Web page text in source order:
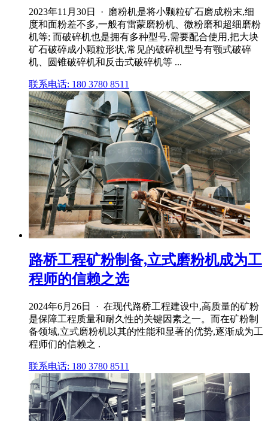
2023年11月30日 · 磨粉机是将小颗粒矿石磨成粉末,细
度和面粉差不多,一般有雷蒙磨粉机、微粉磨和超细磨粉
机等; 而破碎机也是拥有多种型号,需要配合使用,把大块
矿石破碎成小颗粒形状,常见的破碎机型号有颚式破碎
机、圆锥破碎机和反击式破碎机等 ...
联系电话: 180 3780 8511
路桥工程矿粉制备,立式磨粉机成为工
程师的信赖之选
2024年6月26日 · 在现代路桥工程建设中,高质量的矿粉
是保障工程质量和耐久性的关键因素之一。而在矿粉制
备领域,立式磨粉机以其的性能和显著的优势,逐渐成为工
程师们的信赖之 .
联系电话: 180 3780 8511